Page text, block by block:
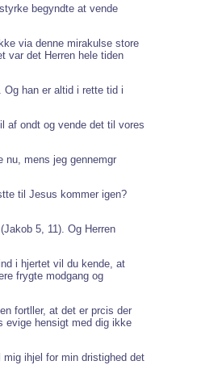
begyndte at vende
via denne mirakulse store
var det Herren hele tiden
Og han er altid i rette tid i
af ondt og vende det til vores
nu, mens jeg gennemgr
til Jesus kommer igen?
5, 11). Og Herren
i hjertet vil du kende, at
frygte modgang og
fortller, at det er prcis der
evige hensigt med dig ikke
ihjel for min dristighed det